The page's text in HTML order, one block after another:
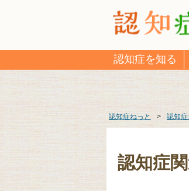
認知症を知る
認知症ねっと > 認知
認知症